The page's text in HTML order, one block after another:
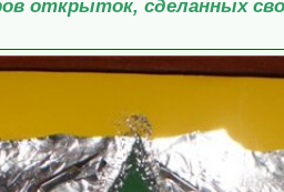
открыток, сделанных